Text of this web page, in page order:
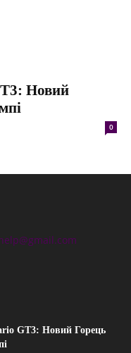
Новий
0
GT3: Новий Горець